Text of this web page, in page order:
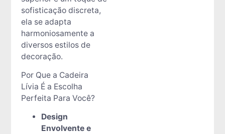
sofisticação discreta,
ela se adapta
harmoniosamente a
diversos estilos de
decoração.
Por Que a Cadeira
Lívia É a Escolha
Perfeita Para Você?
Design
Envolvente e